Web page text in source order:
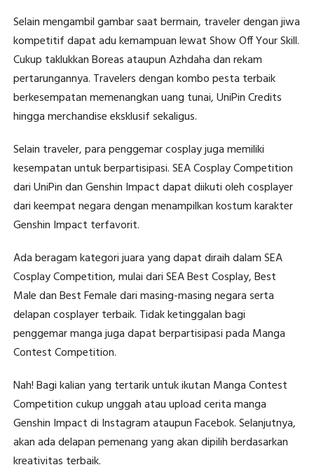
Selain mengambil gambar saat bermain, traveler dengan jiwa
kompetitif dapat adu kemampuan lewat Show Off Your Skill.
Cukup taklukkan Boreas ataupun Azhdaha dan rekam
pertarungannya. Travelers dengan kombo pesta terbaik
berkesempatan memenangkan uang tunai, UniPin Credits
hingga merchandise eksklusif sekaligus.
Selain traveler, para penggemar cosplay juga memiliki
kesempatan untuk berpartisipasi. SEA Cosplay Competition
dari UniPin dan Genshin Impact dapat diikuti oleh cosplayer
dari keempat negara dengan menampilkan kostum karakter
Genshin Impact terfavorit.
Ada beragam kategori juara yang dapat diraih dalam SEA
Cosplay Competition, mulai dari SEA Best Cosplay, Best
Male dan Best Female dari masing-masing negara serta
delapan cosplayer terbaik. Tidak ketinggalan bagi
penggemar manga juga dapat berpartisipasi pada Manga
Contest Competition.
Nah! Bagi kalian yang tertarik untuk ikutan Manga Contest
Competition cukup unggah atau upload cerita manga
Genshin Impact di Instagram ataupun Facebok. Selanjutnya,
akan ada delapan pemenang yang akan dipilih berdasarkan
kreativitas terbaik.